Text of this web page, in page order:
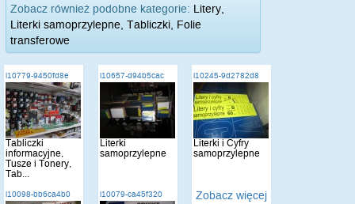
Zobacz również podobne kategorie: Litery,
Literki samoprzylepne, Tabliczki, Folie
transferowe
i10779-9450fd8e
Tabliczki
informacyjne,
Tusze i Tonery,
Tab...
i10657-d94b5cac
Literki
samoprzylepne
i10245-9d2782d8
Literki i Cyfry
samoprzylepne
i10098-bb6ca4b0 i10079-ca45f320
Zobacz więcej